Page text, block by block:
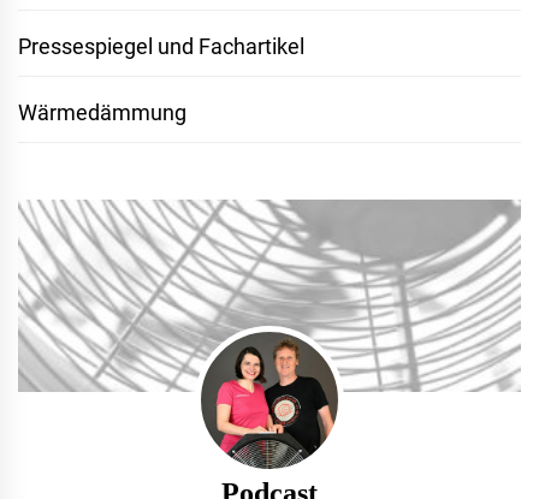
Pressespiegel und Fachartikel
Wärmedämmung
Podcast